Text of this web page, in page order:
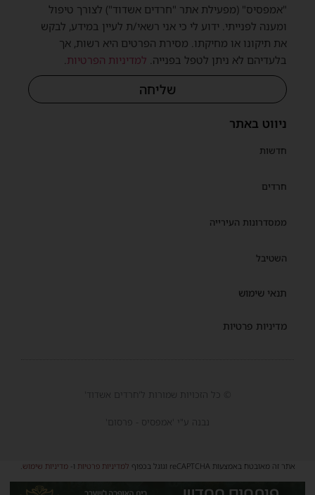
ניווט באתר
חדשות
חרדים
ממסדרונות העירייה
השטיבל
תנאי שימוש
מדיניות פרטיות
"אמפסיס" (מפעילת אתר "חרדים אשדוד") לצורך טיפול
ומענה לפנייתי. ידוע לי כי אני רשאי/ת לעיין במידע, לבקש
את תיקונו או מחיקתו. מסירת הפרטים היא רשות, אך
בלעדיהם לא ניתן לטפל בפנייה.למדיניות הפרטיות.
שליחה
© כל הזכויות שמורות ל'חרדים אשדוד'
נבנה ע"י 'אמפסיס - פרסום'
אתר זה מאובטח באמצעות reCAPTCHA וגוגל בכפוף למדיניות פרטיותו-מדיניות שימוש.